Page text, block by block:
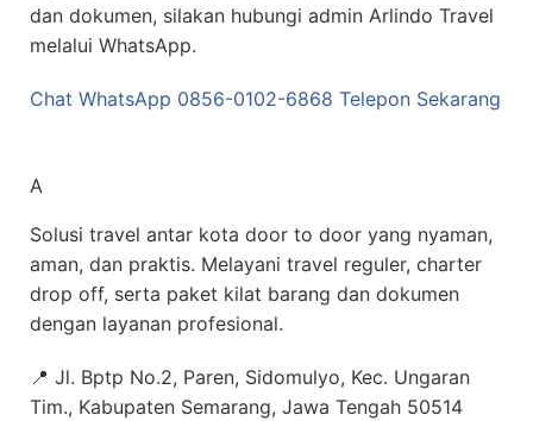
dan dokumen, silakan hubungi admin Arlindo Travel
melalui WhatsApp.
Chat WhatsApp 0856-0102-6868 Telepon Sekarang
A
Solusi travel antar kota door to door yang nyaman,
aman, dan praktis. Melayani travel reguler, charter
drop off, serta paket kilat barang dan dokumen
dengan layanan profesional.
📍 Jl. Bptp No.2, Paren, Sidomulyo, Kec. Ungaran
Tim., Kabupaten Semarang, Jawa Tengah 50514